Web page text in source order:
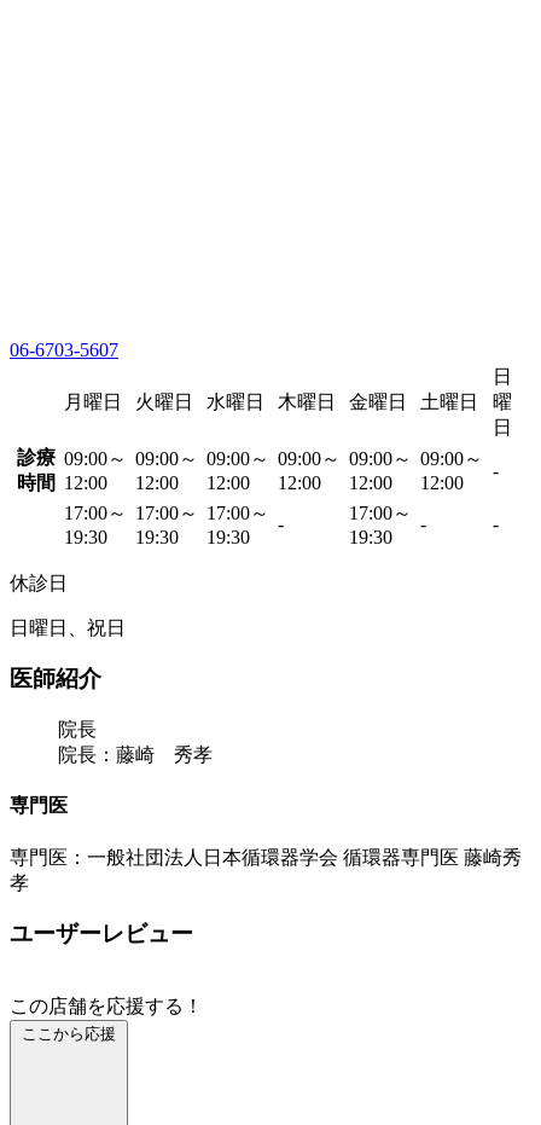
06-6703-5607
月曜日 火曜日 水曜日 木曜日 金曜日 土曜日
日
曜
日
診療
時間
09:00～
12:00
09:00～
12:00
09:00～
12:00
09:00～
12:00
09:00～
12:00
09:00～
12:00
-
17:00～
19:30
17:00～
19:30
17:00～
19:30
-
17:00～
19:30
- -
休診日
日曜日、祝日
医師紹介
院長
院長：藤崎 秀孝
専門医
専門医：一般社団法人日本循環器学会 循環器専門医 藤崎秀
孝
ユーザーレビュー
この店舗を応援する！
ここから応援